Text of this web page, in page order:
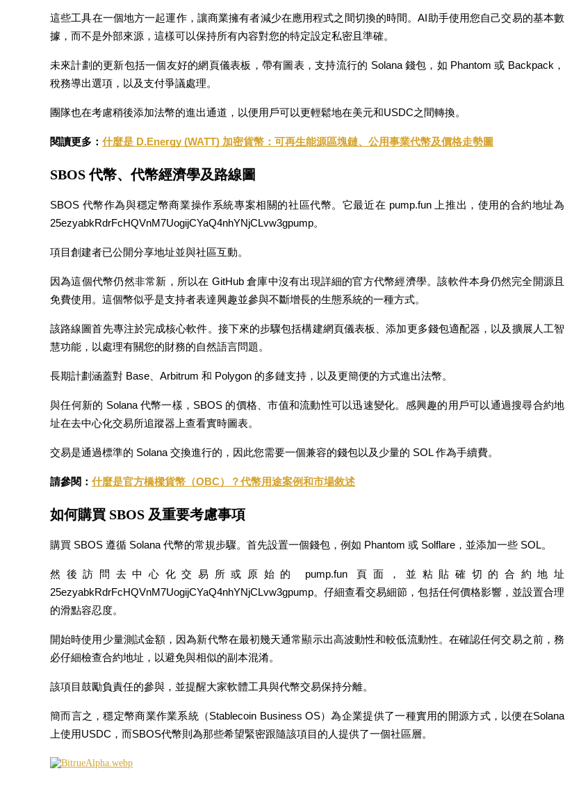
增值寶
使您的資產穩定增值
機槍池
一鍵質押鎖定高收益
Launchpool
活期質押獲得熱門資產
鎖倉BTR
輕鬆獲得多重福利
借貸寶
這些工具在一個地方一起運作，讓商業擁有者減少在應用程式之間切換的時間。AI助手使用您自己交易的基本數
據，而不是外部來源，這樣可以保持所有內容對您的特定設定私密且準確。
未來計劃的更新包括一個友好的網頁儀表板，帶有圖表，支持流行的 Solana 錢包，如 Phantom 或 Backpack，
稅務導出選項，以及支付爭議處理。
團隊也在考慮稍後添加法幣的進出通道，以便用戶可以更輕鬆地在美元和USDC之間轉換。
閱讀更多： 什麼是 D.Energy (WATT) 加密貨幣：可再生能源區塊鏈、公用事業代幣及價格走勢圖
SBOS 代幣、代幣經濟學及路線圖
SBOS 代幣作為與穩定幣商業操作系統專案相關的社區代幣。它最近在 pump.fun 上推出，使用的合約地址為
25ezyabkRdrFcHQVnM7UogijCYaQ4nhYNjCLvw3gpump。
項目創建者已公開分享地址並與社區互動。
因為這個代幣仍然非常新，所以在 GitHub 倉庫中沒有出現詳細的官方代幣經濟學。該軟件本身仍然完全開源且
免費使用。這個幣似乎是支持者表達興趣並參與不斷增長的生態系統的一種方式。
該路線圖首先專注於完成核心軟件。接下來的步驟包括構建網頁儀表板、添加更多錢包適配器，以及擴展人工智
慧功能，以處理有關您的財務的自然語言問題。
長期計劃涵蓋對 Base、Arbitrum 和 Polygon 的多鏈支持，以及更簡便的方式進出法幣。
與任何新的 Solana 代幣一樣，SBOS 的價格、市值和流動性可以迅速變化。感興趣的用戶可以通過搜尋合約地
址在去中心化交易所追蹤器上查看實時圖表。
交易是通過標準的 Solana 交換進行的，因此您需要一個兼容的錢包以及少量的 SOL 作為手續費。
請參閱： 什麼是官方橋樑貨幣（OBC）？代幣用途案例和市場敘述
如何購買 SBOS 及重要考慮事項
購買 SBOS 遵循 Solana 代幣的常規步驟。首先設置一個錢包，例如 Phantom 或 Solflare，並添加一些 SOL。
然後訪問去中心化交易所或原始的 pump.fun 頁面，並粘貼確切的合約地址
25ezyabkRdrFcHQVnM7UogijCYaQ4nhYNjCLvw3gpump。仔細查看交易細節，包括任何價格影響，並設置合理
的滑點容忍度。
開始時使用少量測試金額，因為新代幣在最初幾天通常顯示出高波動性和較低流動性。在確認任何交易之前，務
必仔細檢查合約地址，以避免與相似的副本混淆。
該項目鼓勵負責任的參與，並提醒大家軟體工具與代幣交易保持分離。
簡而言之，穩定幣商業作業系統（Stablecoin Business OS）為企業提供了一種實用的開源方式，以便在Solana
上使用USDC，而SBOS代幣則為那些希望緊密跟隨該項目的人提供了一個社區層。